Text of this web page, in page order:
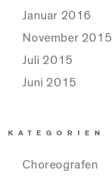
Januar 2016
November 2015
Juli 2015
Juni 2015
KATEGORIEN
Choreografen